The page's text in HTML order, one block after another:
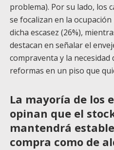
problema). Por su lado, los
se focalizan en la
dicha escasez (26%),
destacan en señalar el
compraventa y la necesidad
reformas en un piso que
La mayoría de los
opinan que el
mantendrá
compra como de